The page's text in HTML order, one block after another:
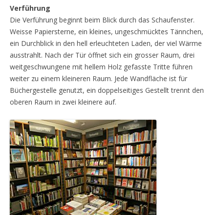
Verführung
Die Verführung beginnt beim Blick durch das Schaufenster.
Weisse Papiersterne, ein kleines, ungeschmücktes Tännchen,
ein Durchblick in den hell erleuchteten Laden, der viel Wärme
ausstrahlt. Nach der Tür öffnet sich ein grosser Raum, drei
weitgeschwungene mit hellem Holz gefasste Tritte führen
weiter zu einem kleineren Raum. Jede Wandfläche ist für
Büchergestelle genutzt, ein doppelseitiges Gestellt trennt den
oberen Raum in zwei kleinere auf.